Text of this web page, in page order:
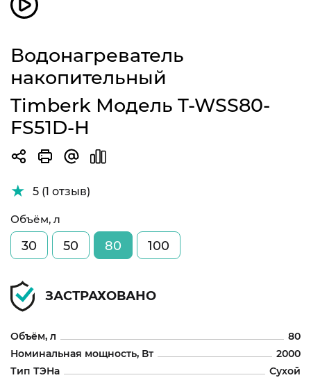
Водонагреватель
накопительный
Timberk Модель T-WSS80-
FS51D-H
5 (1 отзыв)
Объём, л
30 50 80 100
ЗАСТРАХОВАНО
Объём, л
80
Номинальная мощность, Вт
2000
Тип ТЭНа
Сухой